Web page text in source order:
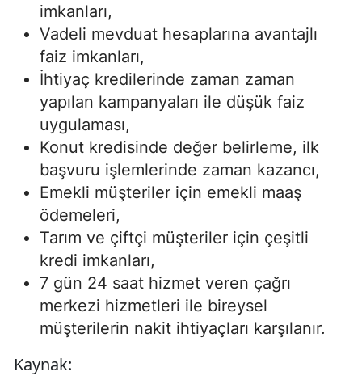
imkanları,
Vadeli mevduat hesaplarına avantajlı
faiz imkanları,
İhtiyaç kredilerinde zaman zaman
yapılan kampanyaları ile düşük faiz
uygulaması,
Konut kredisinde değer belirleme, ilk
başvuru işlemlerinde zaman kazancı,
Emekli müşteriler için emekli maaş
ödemeleri,
Tarım ve çiftçi müşteriler için çeşitli
kredi imkanları,
7 gün 24 saat hizmet veren çağrı
merkezi hizmetleri ile bireysel
müşterilerin nakit ihtiyaçları karşılanır.
Kaynak: